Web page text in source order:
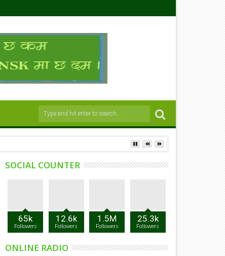
SOCIAL COUNTER
65k
Followers
12.6k
Followers
1.5M
Followers
25.3k
Followers
ONLINE RADIO